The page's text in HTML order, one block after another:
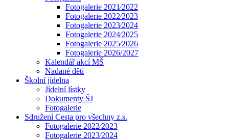
Fotogalerie 2021⁄2022
Fotogalerie 2022⁄2023
Fotogalerie 2023⁄2024
Fotogalerie 2024⁄2025
Fotogalerie 2025⁄2026
Fotogalerie 2026/2027
Kalendář akcí MŠ
Nadané děti
Školní jídelna
Jídelní lístky
Dokumenty ŠJ
Fotogalerie
Sdružení Cesta pro všechny z.s.
Fotogalerie 2022⁄2023
Fotogalerie 2023⁄2024